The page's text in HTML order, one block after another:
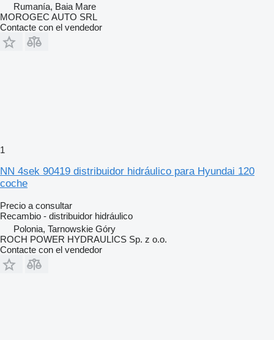
Rumanía, Baia Mare
MOROGEC AUTO SRL
Contacte con el vendedor
1
NN 4sek 90419 distribuidor hidráulico para Hyundai 120
coche
Precio a consultar
Recambio - distribuidor hidráulico
Polonia, Tarnowskie Góry
ROCH POWER HYDRAULICS Sp. z o.o.
Contacte con el vendedor